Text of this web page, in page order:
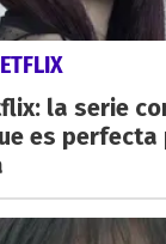
la serie
es